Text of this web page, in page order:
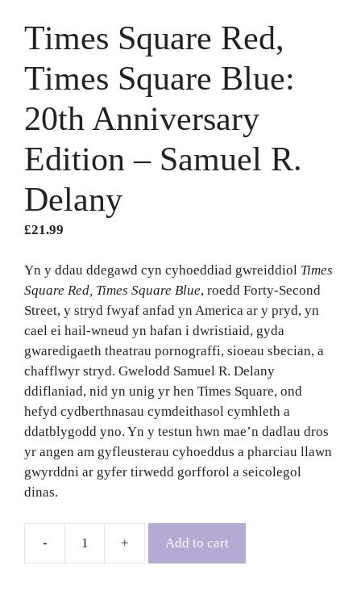
Times Square Red,
Times Square Blue:
20th Anniversary
Edition – Samuel R.
Delany
£21.99
Yn y ddau ddegawd cyn cyhoeddiad gwreiddiol Times
Square Red, Times Square Blue, roedd Forty-Second
Street, y stryd fwyaf anfad yn America ar y pryd, yn
cael ei hail-wneud yn hafan i dwristiaid, gyda
gwaredigaeth theatrau pornograffi, sioeau sbecian, a
chafflwyr stryd. Gwelodd Samuel R. Delany
ddiflaniad, nid yn unig yr hen Times Square, ond
hefyd cydberthnasau cymdeithasol cymhleth a
ddatblygodd yno. Yn y testun hwn mae’n dadlau dros
yr angen am gyfleusterau cyhoeddus a pharciau llawn
gwyrddni ar gyfer tirwedd gorfforol a seicolegol
dinas.
Times
Add to cart